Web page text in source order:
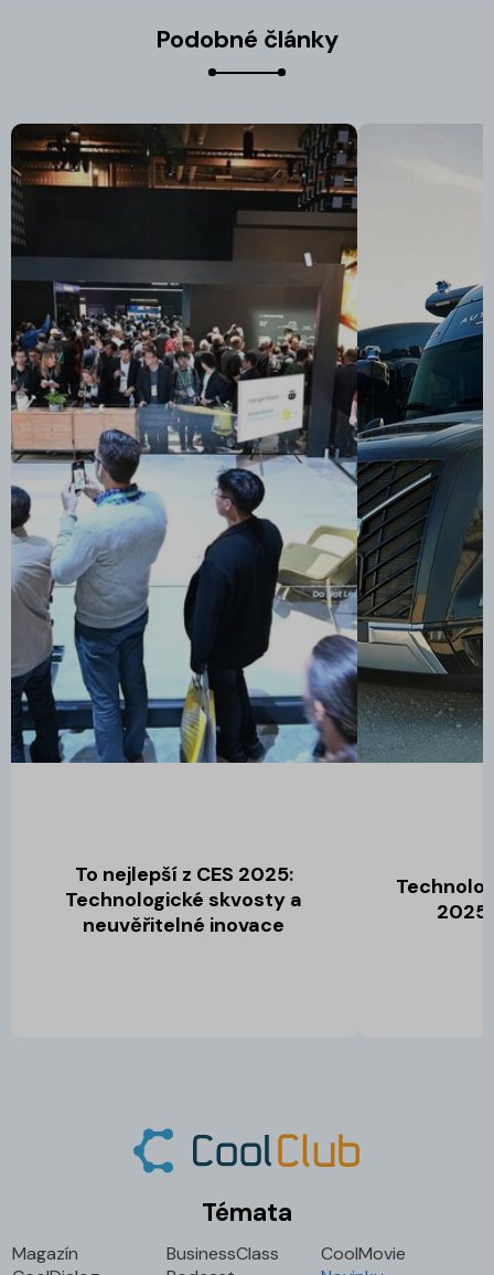
Podobné články
To nejlepší z CES 2025:
Technologické skvosty a
neuvěřitelné inovace
Témata
Magazín BusinessClass
CoolMovie